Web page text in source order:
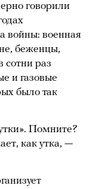
говорили
войны: военная
беженцы,
сотни раз
и газовые
было так
Помните?
как утка, —